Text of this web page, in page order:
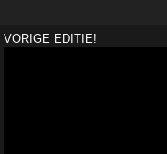
VORIGE EDITIE!